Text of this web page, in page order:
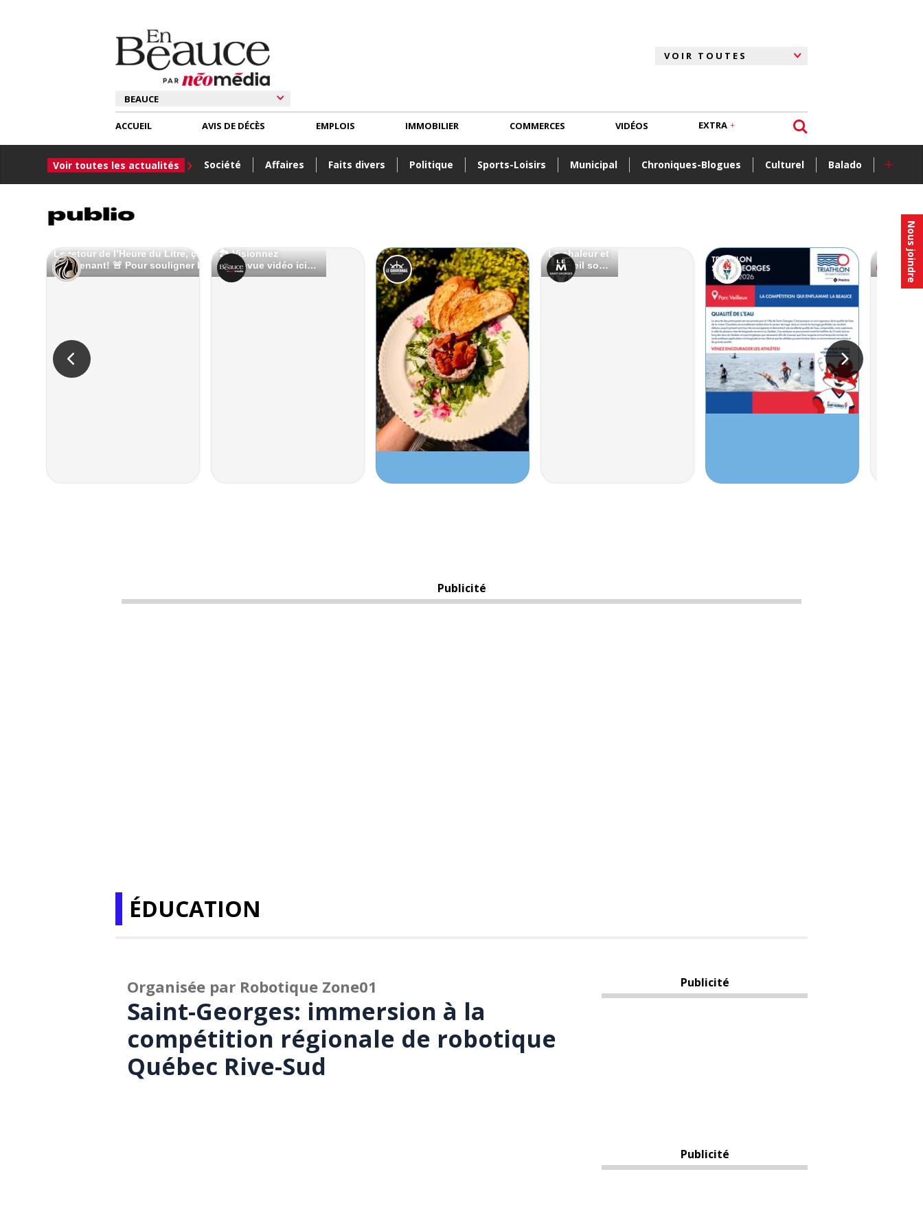
Nous joindre
ACCUEIL
Voir toutes les actualités Société Affaires Faits divers Politique Sports-Loisirs Municipal Chroniques-Blogues Culturel Balado +
AVIS DE DÉCÈS EMPLOIS IMMOBILIER COMMERCES VIDÉOS EXTRA
Publicité
ÉDUCATION
Organisée par Robotique Zone01
Saint-Georges: immersion à la
compétition régionale de robotique
Québec Rive-Sud
Publicité
Publicité